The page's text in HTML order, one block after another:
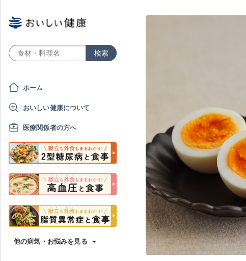
ホーム
おいしい健康について
医療関係者の方へ
他の病気・お悩みを見る